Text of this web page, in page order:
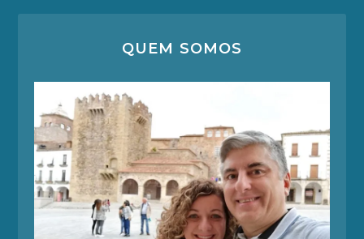
QUEM SOMOS